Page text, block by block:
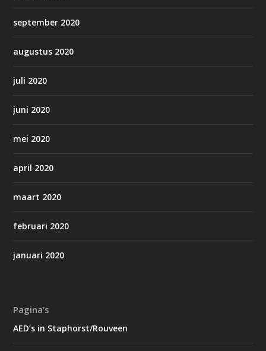
september 2020
augustus 2020
juli 2020
juni 2020
mei 2020
april 2020
maart 2020
februari 2020
januari 2020
Pagina’s
AED’s in Staphorst/Rouveen